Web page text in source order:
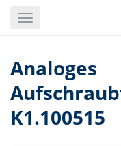
Toggle
Analoges
K1.100515